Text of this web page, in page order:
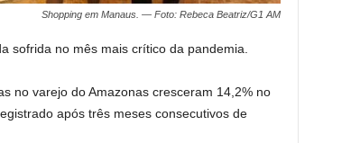
Shopping em Manaus. — Foto: Rebeca Beatriz/G1 AM
sofrida no mês mais crítico da pandemia.
no varejo do Amazonas cresceram 14,2% no
após três meses consecutivos de